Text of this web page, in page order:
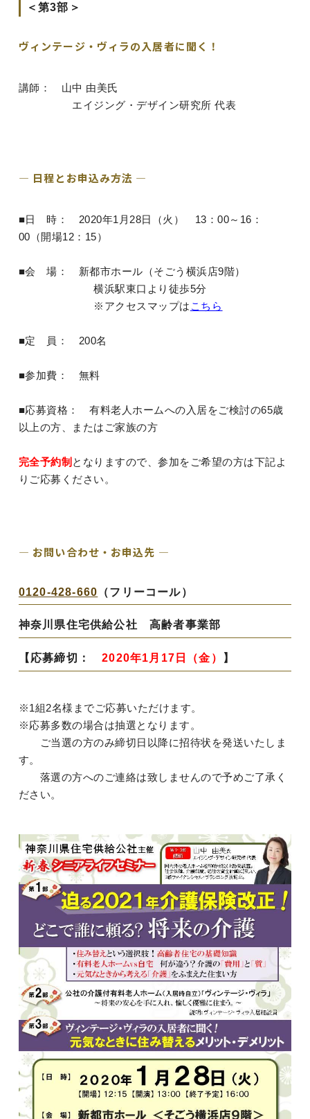
＜第3部＞
ヴィンテージ・ヴィラの入居者に聞く！
講師： 山中 由美氏
エイジング・デザイン研究所 代表
― 日程とお申込み方法 ―
■日 時： 2020年1月28日（火） 13：00～16：
00（開場12：15）
■会 場： 新都市ホール（そごう横浜店9階）
横浜駅東口より徒歩5分
※アクセスマップは こちら
■定 員： 200名
■参加費： 無料
■応募資格： 有料老人ホームへの入居をご検討の65歳
以上の方、またはご家族の方
完全予約制 となりますので、参加をご希望の方は下記よ
りご応募ください。
― お問い合わせ・お申込先 ―
0120-428-660 （フリーコール）
神奈川県住宅供給公社 高齢者事業部
【応募締切：2020年1月17日（金） 】
※1組2名様までご応募いただけます。
※応募多数の場合は抽選となります。
ご当選の方のみ締切日以降に招待状を発送いたしま
す。
落選の方へのご連絡は致しませんので予めご了承く
ださい。